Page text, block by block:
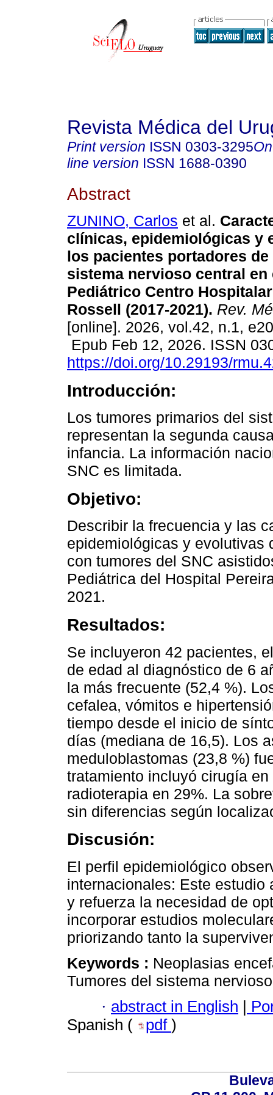
Revista Médica del
Print version ISSN 0303-3295
line version ISSN 1688-0390
Abstract
ZUNINO, Carlos et al.
clínicas, epidemiológicas y
los pacientes portadores
sistema nervioso central en
Pediátrico Centro
Rossell (2017-2021). Rev.
[online]. 2026, vol.42, n.1,
Epub Feb 12, 2026. ISSN
https://doi.org/10.29193/
Introducción:
Los tumores primarios del
representan la segunda
infancia. La información
SNC es limitada.
Objetivo:
Describir la frecuencia y las
epidemiológicas y evolutivas
con tumores del SNC
Pediátrica del Hospital
2021.
Resultados:
Se incluyeron 42 pacientes,
de edad al diagnóstico de 6
la más frecuente (52,4 %).
cefalea, vómitos e
tiempo desde el inicio de
días (mediana de 16,5). Los
meduloblastomas (23,8 %)
tratamiento incluyó cirugía
radioterapia en 29%. La
sin diferencias según
Discusión:
El perfil epidemiológico
internacionales: Este estudio
y refuerza la necesidad de
incorporar estudios
priorizando tanto la
Keywords : Neoplasias
Tumores del sistema
· abstract in English
Spanish (
pdf )